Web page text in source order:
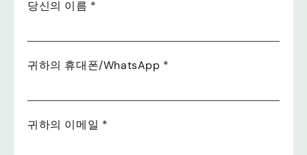
당신의 이름 *
귀하의 휴대폰/WhatsApp *
귀하의 이메일 *